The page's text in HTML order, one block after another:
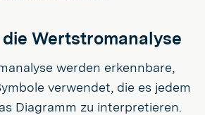
Wertstromanalyse
werden erkennbare,
verwendet, die es jedem
Diagramm zu interpretieren.